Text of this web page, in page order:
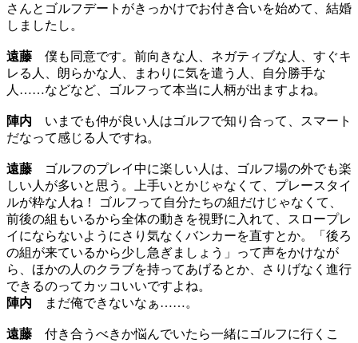
さんとゴルフデートがきっかけでお付き合いを始めて、結婚
しましたし。
遠藤 僕も同意です。前向きな人、ネガティブな人、すぐキ
レる人、朗らかな人、まわりに気を遣う人、自分勝手な
人……などなど、ゴルフって本当に人柄が出ますよね。
陣内 いまでも仲が良い人はゴルフで知り合って、スマート
だなって感じる人ですね。
遠藤 ゴルフのプレイ中に楽しい人は、ゴルフ場の外でも楽
しい人が多いと思う。上手いとかじゃなくて、プレースタイ
ルが粋な人ね！ ゴルフって自分たちの組だけじゃなくて、
前後の組もいるから全体の動きを視野に入れて、スロープレ
イにならないようにさり気なくバンカーを直すとか。「後ろ
の組が来ているから少し急ぎましょう」って声をかけなが
ら、ほかの人のクラブを持ってあげるとか、さりげなく進行
できるのってカッコいいですよね。
陣内 まだ俺できないなぁ……。
遠藤 付き合うべきか悩んでいたら一緒にゴルフに行くこ